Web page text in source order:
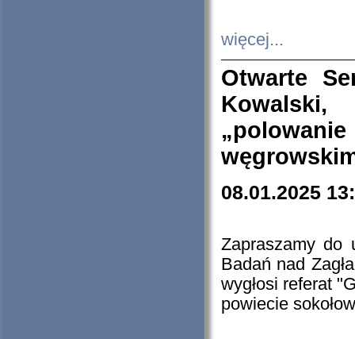
więcej...
Otwarte
08.01.2025
Zapraszamy do
Badań nad
wygłosi referat
powiecie